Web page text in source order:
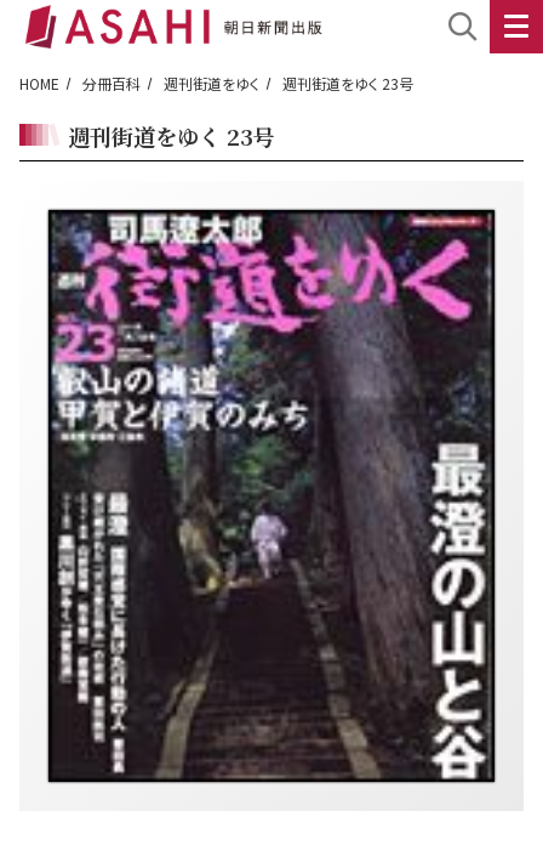
HOME 分冊百科 週刊街道をゆく 週刊街道をゆく 23号
週刊街道をゆく 23号